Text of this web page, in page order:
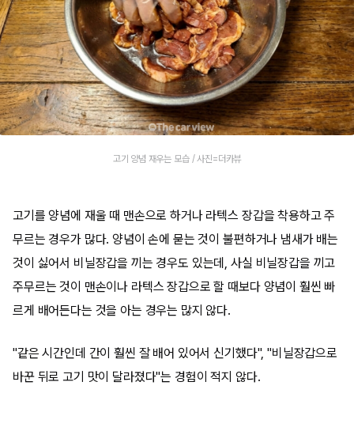
고기 양념 재우는 모습 / 사진=더카뷰
고기를 양념에 재울 때 맨손으로 하거나 라텍스 장갑을 착용하고 주
무르는 경우가 많다. 양념이 손에 묻는 것이 불편하거나 냄새가 배는
것이 싫어서 비닐장갑을 끼는 경우도 있는데, 사실 비닐장갑을 끼고
주무르는 것이 맨손이나 라텍스 장갑으로 할 때보다 양념이 훨씬 빠
르게 배어든다는 것을 아는 경우는 많지 않다.
"같은 시간인데 간이 훨씬 잘 배어 있어서 신기했다", "비닐장갑으로
바꾼 뒤로 고기 맛이 달라졌다"는 경험이 적지 않다.